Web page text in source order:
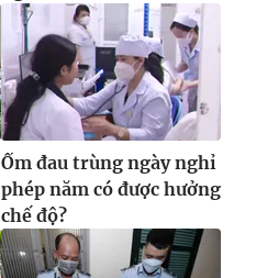
Ốm đau trùng ngày nghỉ
phép năm có được hưởng
chế độ?